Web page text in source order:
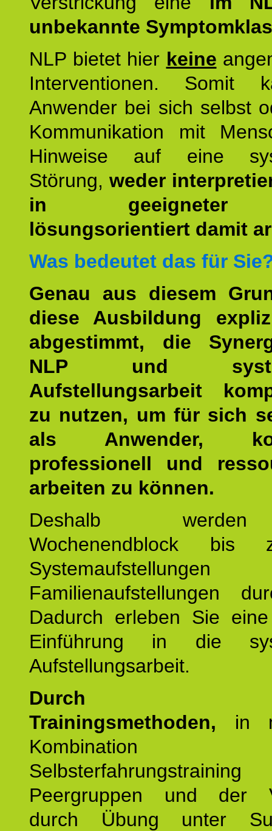
unbekannte
NLP bietet hier keine
Interventionen. Somit
Anwender bei sich selbst
Kommunikation mit
Hinweise auf eine
Störung, weder
in geeigneter
lösungsorientiert damit
Was bedeutet das für
Genau aus diesem
diese Ausbildung
abgestimmt, die
NLP und
Aufstellungsarbeit
zu nutzen, um für sich
als Anwender,
professionell und
arbeiten zu können.
Deshalb
Wochenendblock bis
Familienaufstellungen
Dadurch erleben Sie
Einführung in die
Aufstellungsarbeit.
Durch
Trainingsmethoden, in
Peergruppen und der
durch Übung unter